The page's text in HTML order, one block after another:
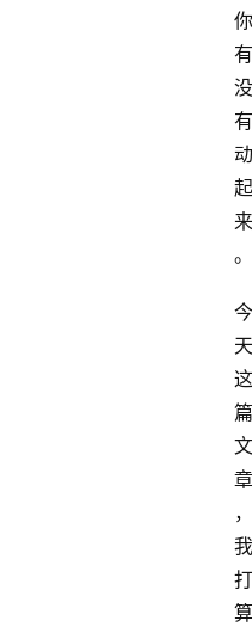
你
有
没
有
动
起
来
。
今
天
这
篇
文
章
，
我
打
算